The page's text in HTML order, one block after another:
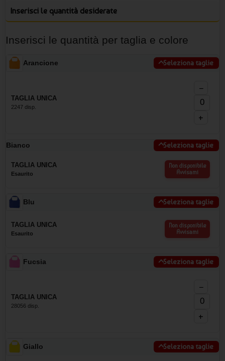
Inserisci le quantità desiderate
Inserisci le quantità per taglia e colore
Arancione Seleziona taglie
TAGLIA UNICA
2247 disp.
−
+
Bianco Seleziona taglie
TAGLIA UNICA
Esaurito
Non disponibile
Avvisami
Blu Seleziona taglie
TAGLIA UNICA
Esaurito
Non disponibile
Avvisami
Fucsia Seleziona taglie
TAGLIA UNICA
28056 disp.
−
+
Giallo Seleziona taglie